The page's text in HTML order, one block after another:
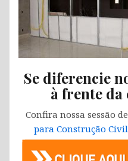
Se diferencie
à frente
Confira nossa sessão de
para Construção Civil